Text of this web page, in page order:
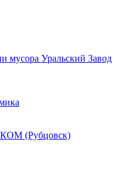
мусора Уральский Завод
(Рубцовск)